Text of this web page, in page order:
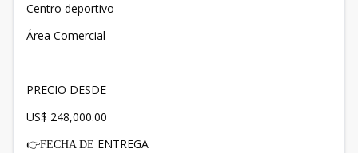
Centro deportivo
Área Comercial
PRECIO DESDE
US$ 248,000.00
👉FECHA DE ENTREGA